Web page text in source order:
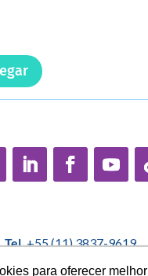
para oferecer melhor
para oferecer melhor
Tel.+55 (11) 3837-9619